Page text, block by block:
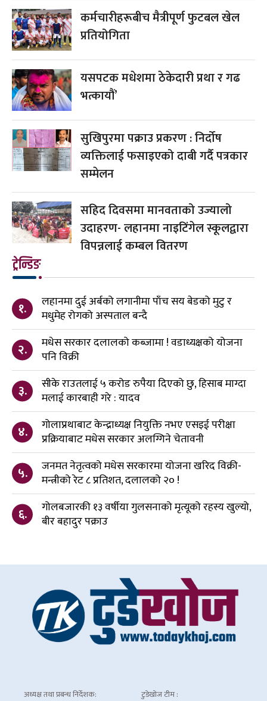
कर्मचारीहरूबीच मैत्रीपूर्ण फुटबल खेल
प्रतियोगिता
यसपटक मधेशमा ठेकेदारी प्रथा र गढ
भत्कायौं’
सुखिपुरमा पक्राउ प्रकरण : निर्दोष
व्यक्तिलाई फसाइएको दाबी गर्दै पत्रकार
सम्मेलन
सहिद दिवसमा मानवताको उज्यालो
उदाहरण- लहानमा नाइटिंगेल स्कूलद्वारा
विपन्नलाई कम्बल वितरण
ट्रेन्डिङ
१.
लहानमा दुई अर्बको लगानीमा पाँच सय बेडको मुटु र
मधुमेह रोगको अस्पताल बन्दै
२.
मधेस सरकार दलालको कब्जामा ! वडाध्यक्षको योजना
पनि विक्री
३.
सीके राउतलाई ५ करोड रुपैया दिएको छु, हिसाब माग्दा
मलाई कारबाही गरे : यादव
४.
गोलाप्रथाबाट केन्द्राध्यक्ष नियुक्ति नभए एसइई परीक्षा
प्रक्रियाबाट मधेस सरकार अलग्गिने चेतावनी
५.
जनमत नेतृत्वको मधेस सरकारमा योजना खरिद विक्री-
मन्त्रीको रेट ८ प्रतिशत, दलालको २० !
६.
गोलबजारकी १३ वर्षीया गुलसनाको मृत्यूको रहस्य खुल्यो,
बीर बहादुर पक्राउ
अध्यक्ष तथा प्रबन्ध निर्देशक: टुडेखोज टीम :